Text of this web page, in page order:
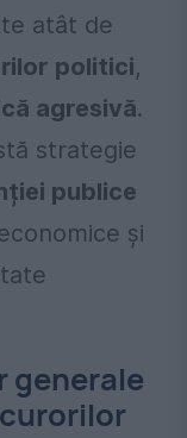
atât de
politici,
agresivă.
strategie
publice
și
generale